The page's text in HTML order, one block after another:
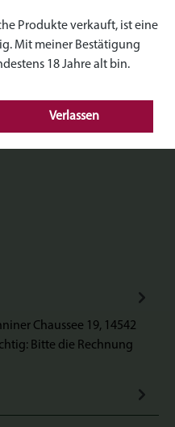
gewünschten Wert
IN DEN WARENKORB
Chaussee 19, 14542
Bitte die Rechnung
Produkte verkauft, ist eine
Mit meiner Bestätigung
18 Jahre alt bin.
Verlassen